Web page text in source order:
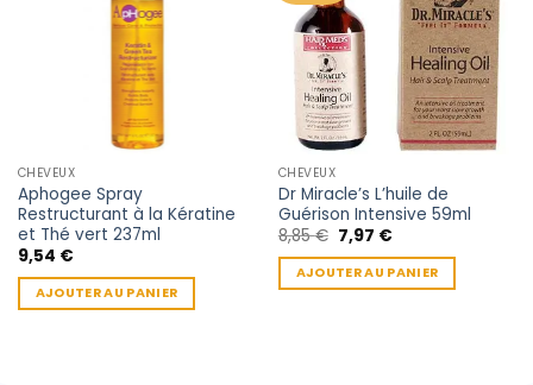
CHEVEUX
Aphogee Spray
Restructurant à la Kératine
et Thé vert 237ml
9,54 €
AJOUTER AU PANIER
CHEVEUX
Dr Miracle’s L’huile de
Guérison Intensive 59ml
8,85€ Le
prix
initial
était :
8,85 €.
7,97 €Le
actuel
est :
7,97 €.
AJOUTER AU PANIER